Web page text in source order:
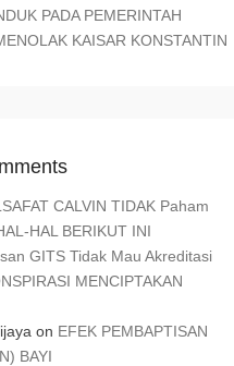
PADA PEMERINTAH
KAISAR KONSTANTIN
CALVIN TIDAK Paham
HAL BERIKUT INI
GITS Tidak Mau Akreditasi
MENCIPTAKAN
on EFEK PEMBAPTISAN
BAYI